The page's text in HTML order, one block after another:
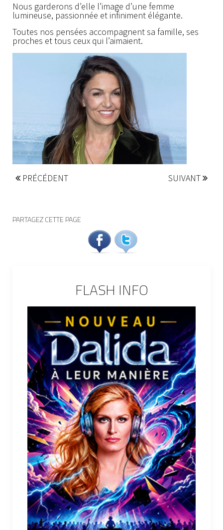
Nous garderons d’elle l’image d’une femme
lumineuse, passionnée et infiniment élégante.
Toutes nos pensées accompagnent sa famille, ses
proches et tous ceux qui l’aimaient.
PRÉCÉDENT SUIVANT
PARTAGEZ CETTE PAGE
FLASH INFO